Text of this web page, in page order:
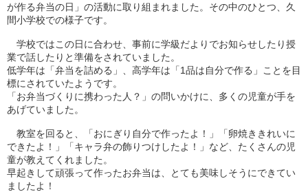
が作る弁当の日」の活動に取り組まれました。その中のひとつ、久
間小学校での様子です。
学校ではこの日に合わせ、事前に学級だよりでお知らせしたり授
業で話したりと準備をされていました。
低学年は「弁当を詰める」、高学年は「1品は自分で作る」ことを目
標にされていたようです。
「お弁当づくりに携わった人？」の問いかけに、多くの児童が手を
あげていました。
教室を回ると、「おにぎり自分で作ったよ！」「卵焼ききれいに
できたよ！」「キャラ弁の飾りつけしたよ！」など、たくさんの児
童が教えてくれました。
早起きして頑張って作ったお弁当は、とても美味しそうにできてい
ましたよ！